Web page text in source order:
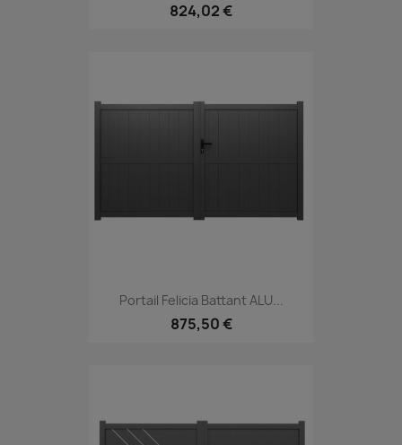
824,02 €
Portail Felicia Battant ALU...
875,50 €